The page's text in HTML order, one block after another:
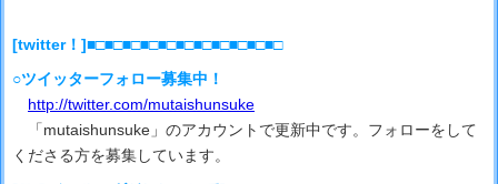
[twitter！]■□■□■□■□■□■□■□■□■□■□■□
○ツイッターフォロー募集中！
http://twitter.com/mutaishunsuke
「mutaishunsuke」のアカウントで更新中です。フォローをして
くださる方を募集しています。